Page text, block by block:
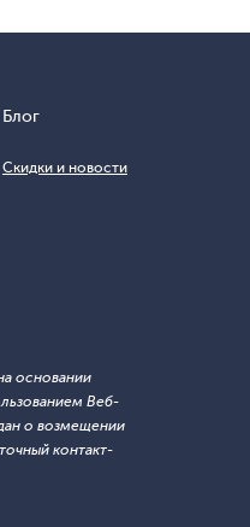
Блог
Скидки и новости
основании
Веб-
о возмещении
контакт-